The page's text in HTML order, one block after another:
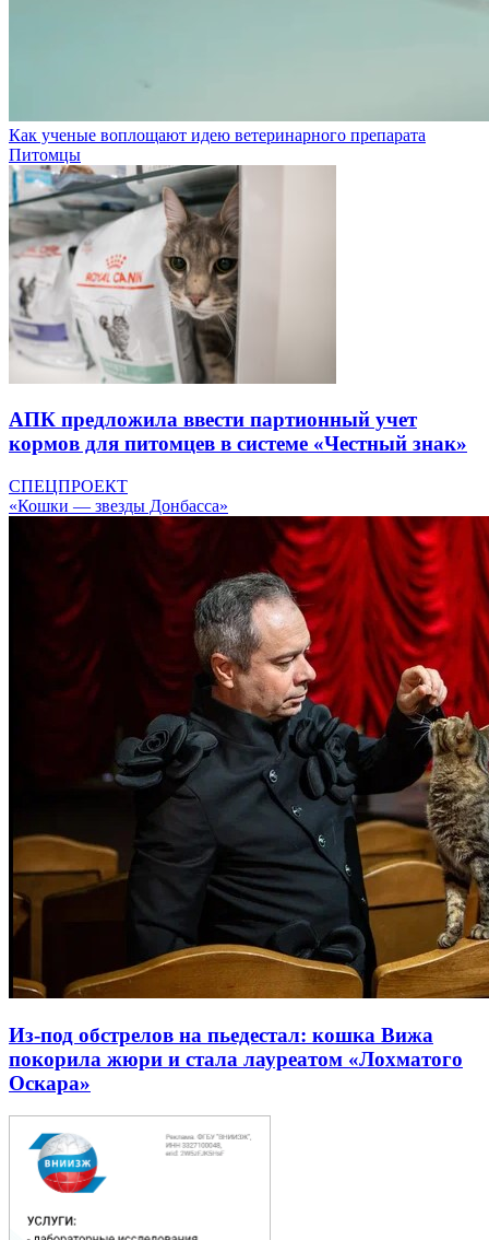
Как ученые воплощают идею ветеринарного препарата
Питомцы
АПК предложила ввести партионный учет
кормов для питомцев в системе «Честный знак»
СПЕЦПРОЕКТ
«Кошки — звезды Донбасса»
Из-под обстрелов на пьедестал: кошка Вижа
покорила жюри и стала лауреатом «Лохматого
Оскара»